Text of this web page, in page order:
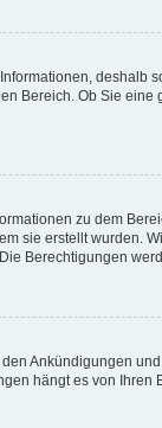
deshalb
Bereich. Ob Sie
zu dem
sie erstellt wurden.
Berechtigungen
Ankündigungen
hängt es von